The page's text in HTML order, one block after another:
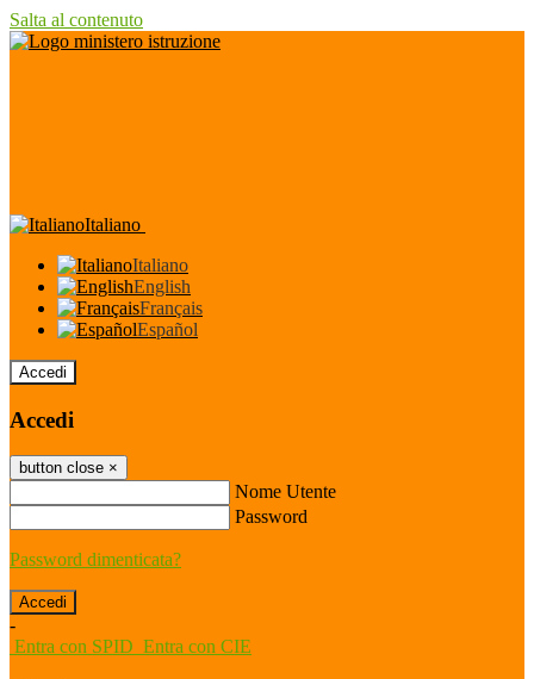
Salta al contenuto
Italiano
Italiano
English
Français
Español
Accedi
Accedi
button close ×
Nome Utente
Password
Password dimenticata?
-
Entra con SPID Entra con CIE